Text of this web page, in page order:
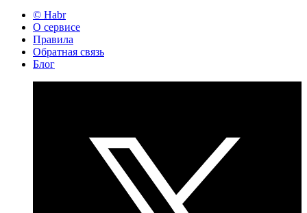
© Habr
О сервисе
Правила
Обратная связь
Блог